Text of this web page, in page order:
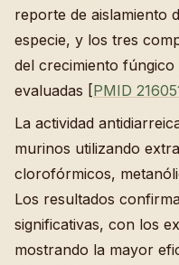
reporte de aislamiento
especie, y los tres
del crecimiento
evaluadas [PMID
La actividad
murinos utilizando
clorofórmicos,
Los resultados
significativas, con los
mostrando la mayor